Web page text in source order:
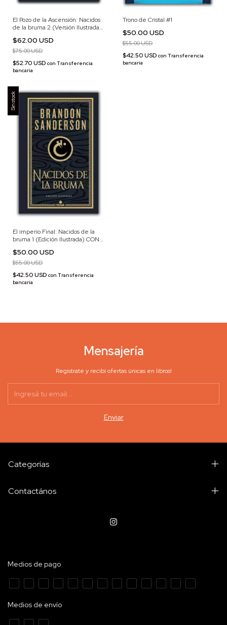
El Pozo de la Ascensión: Nacidos
de la bruma 2 (Versión Ilustrada)
$62.00 USD
$75.00 USD
$52.70 USD con Transferencia
bancaria
Trono de Cristal #1
$50.00 USD
$55.00 USD
$42.50 USD con Transferencia
bancaria
Sin stock
El imperio Final: Nacidos de la
bruma 1 (Edición Ilustrada) CON
$50.00 USD
$55.00 USD
$42.50 USD con Transferencia
bancaria
Mensajería
Registrate y recibí ofertas únicas en libros!
Categorías
Contactános
Medios de pago
Medios de envío